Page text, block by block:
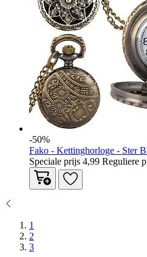
-50%
Fako - Kettinghorloge - Ster
Speciale prijs 4,99 Reguliere
1
2
3